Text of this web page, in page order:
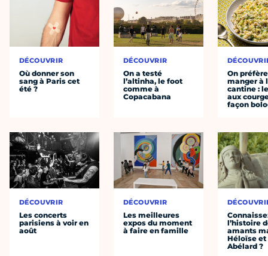
DÉCOUVRIR
Où donner son
sang à Paris cet
été ?
DÉCOUVRIR
Les concerts
parisiens à voir en
août
DÉCOUVRIR
On a testé
l’altinha, le foot
comme à
Copacabana
DÉCOUVRIR
Les meilleures
expos du moment
à faire en famille
On préfère
manger à
cantine :
aux
façon
l’histoire
amants
Héloïse et
Abélard ?